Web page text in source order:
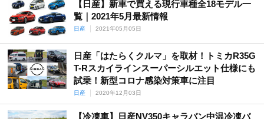
【日産】新車で買える現行車種全18モデル一
覧｜2021年5月最新情報
日産 2021年05月05日
日産「はたらくクルマ」を取材！トミカR35G
T-Rスカイラインスーパーシルエット仕様にも
試乗！新型コロナ感染対策車に注目
日産 2020年12月03日
【冷凍車】日産NV350キャラバン中温冷凍バ